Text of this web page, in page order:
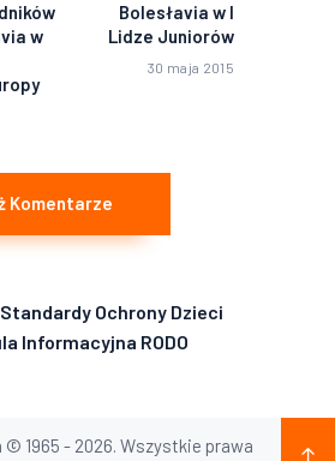
w
Bolesłavia w I
Lidze Juniorów
30 maja 2015
Komentarze
Standardy Ochrony Dzieci
Informacyjna RODO
© 1965 - 2026. Wszystkie prawa